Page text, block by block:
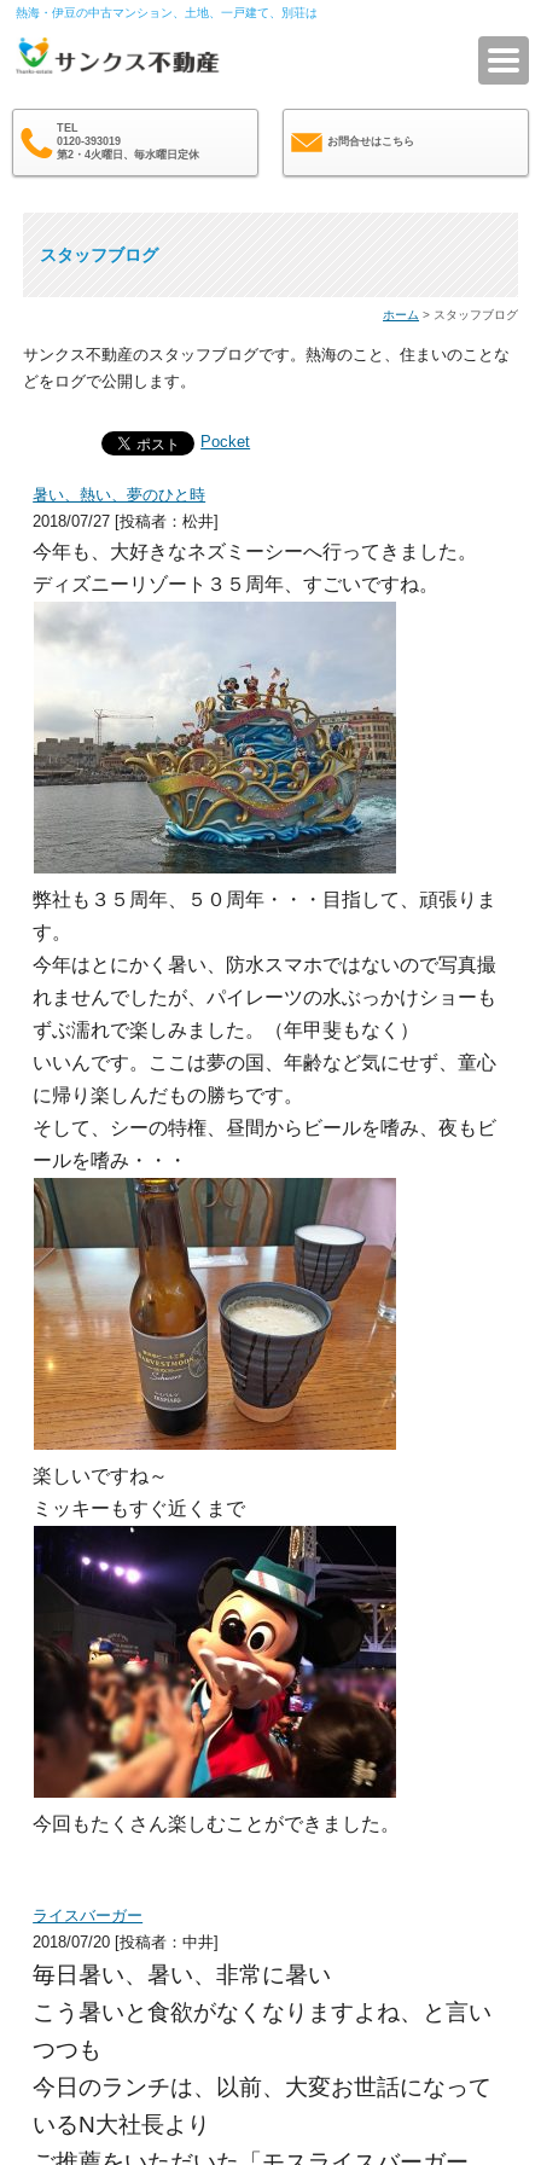
熱海・伊豆の中古マンション、土地、一戸建て、別荘は
TEL
0120-393019
第2・4火曜日、毎水曜日定休
お問合せはこちら
スタッフブログ
ホーム > スタッフブログ
サンクス不動産のスタッフブログです。熱海のこと、住まいのことな
どをログで公開します。
Pocket
暑い、熱い、夢のひと時
2018/07/27 [投稿者：松井]
今年も、大好きなネズミーシーへ行ってきました。
ディズニーリゾート３５周年、すごいですね。
弊社も３５周年、５０周年・・・目指して、頑張りま
す。
今年はとにかく暑い、防水スマホではないので写真撮
れませんでしたが、パイレーツの水ぶっかけショーも
ずぶ濡れで楽しみました。（年甲斐もなく）
いいんです。ここは夢の国、年齢など気にせず、童心
に帰り楽しんだもの勝ちです。
そして、シーの特権、昼間からビールを嗜み、夜もビ
ールを嗜み・・・
楽しいですね～
ミッキーもすぐ近くまで
今回もたくさん楽しむことができました。
ライスバーガー
2018/07/20 [投稿者：中井]
毎日暑い、暑い、非常に暑い
こう暑いと食欲がなくなりますよね、と言い
つつも
今日のランチは、以前、大変お世話になって
いるN大社長より